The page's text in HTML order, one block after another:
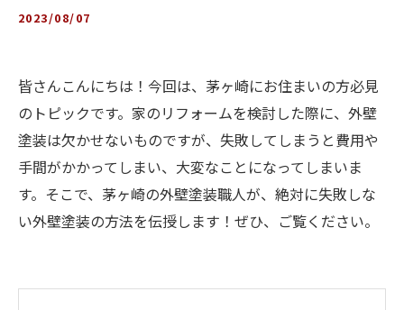
2023/08/07
皆さんこんにちは！今回は、茅ヶ崎にお住まいの方必見
のトピックです。家のリフォームを検討した際に、外壁
塗装は欠かせないものですが、失敗してしまうと費用や
手間がかかってしまい、大変なことになってしまいま
す。そこで、茅ヶ崎の外壁塗装職人が、絶対に失敗しな
い外壁塗装の方法を伝授します！ぜひ、ご覧ください。